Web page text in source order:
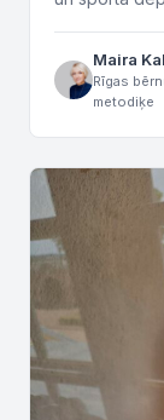
svētkos.
uzdevums ir
valstij,
paust
Maira
Rīgas
metodiķe